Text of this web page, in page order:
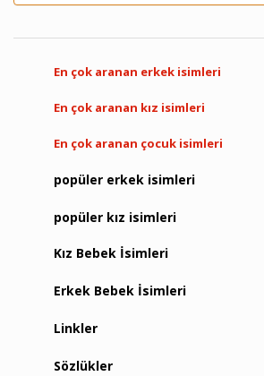
En çok aranan erkek isimleri
En çok aranan kız isimleri
En çok aranan çocuk isimleri
popüler erkek isimleri
popüler kız isimleri
Kız Bebek İsimleri
Erkek Bebek İsimleri
Linkler
Sözlükler